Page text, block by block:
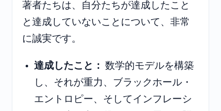
著者たちは、自分たちが達成したこと
と達成していないことについて、非常
に誠実です。
達成したこと： 数学的モデルを構築
し、それが重力、ブラックホール・
エントロピー、そしてインフレーシ